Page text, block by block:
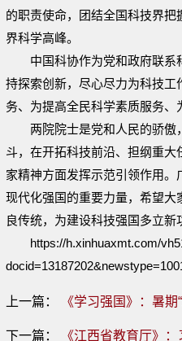
的职责使命，团结全国科技界
界科学高峰。
中国科协作为党和政府联
持探索创新，尽心尽力为科技工
务、为提高全民科学素质服务、
两院院士是党和人民的骄傲
斗，在开拓科技前沿、担纲重
家精神方面发挥示范引领作用
现代化强国的重要力量，希望
良传统，为建设科技强国多立新
https://h.xinhuaxmt.com/
上一篇： 《学习强国》：暑期
下一篇： 《江西省教育厅》